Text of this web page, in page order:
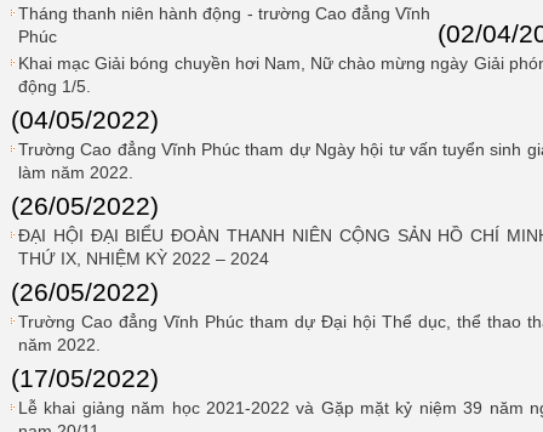
Tháng thanh niên hành động - trường Cao đẳng Vĩnh
Phúc
(02/04/
Khai mạc Giải bóng chuyền hơi Nam, Nữ chào mừng ngày Giải
động 1/5.
(04/05/2022)
Trường Cao đẳng Vĩnh Phúc tham dự Ngày hội tư vấn tuyển sinh
làm năm 2022.
(26/05/2022)
ĐẠI HỘI ĐẠI BIỂU ĐOÀN THANH NIÊN CỘNG SẢN HỒ CHÍ
THỨ IX, NHIỆM KỲ 2022 – 2024
(26/05/2022)
Trường Cao đẳng Vĩnh Phúc tham dự Đại hội Thể dục, thể thao
năm 2022.
(17/05/2022)
Lễ khai giảng năm học 2021-2022 và Gặp mặt kỷ niệm 39 năm